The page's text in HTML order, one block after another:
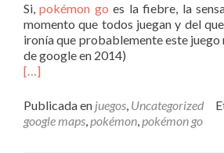
Si,pokémon go es la fiebre, la
momento que todos juegan y del
ironía que probablemente este juego
de google en 2014)
[…]
Publicada en juegos, Uncategorized
google maps,pokémon,pokémon go